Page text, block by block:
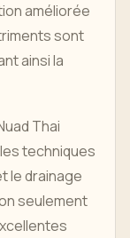
améliorée
sont
ainsi la
Thai
techniques
le drainage
seulement